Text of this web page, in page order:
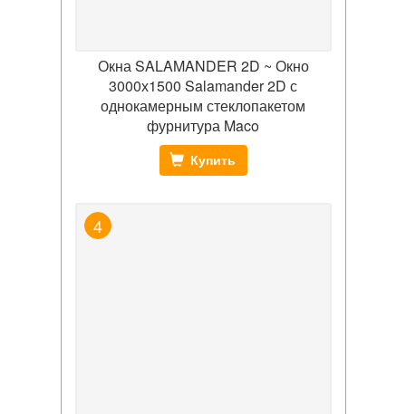
Окна SALAMANDER 2D ~ Окно
3000х1500 Salamander 2D с
однокамерным стеклопакетом
фурнитура Maco
Купить